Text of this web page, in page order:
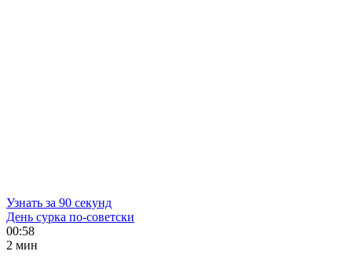
Узнать за 90 секунд
День сурка по-советски
00:58
2 мин